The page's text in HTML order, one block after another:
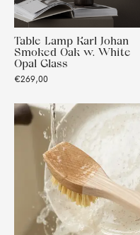
Table Lamp Karl Johan
Smoked Oak w. White
Opal Glass
€269,00